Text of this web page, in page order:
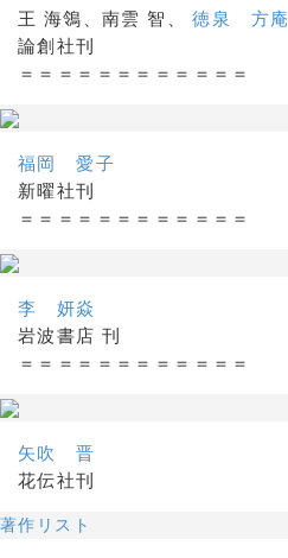
王 海鴒、南雲 智、徳泉 方庵
論創社刊
＝＝＝＝＝＝＝＝＝＝＝＝
福岡 愛子
新曜社刊
＝＝＝＝＝＝＝＝＝＝＝＝
李 妍焱
岩波書店 刊
＝＝＝＝＝＝＝＝＝＝＝＝
矢吹 晋
花伝社刊
著作リスト